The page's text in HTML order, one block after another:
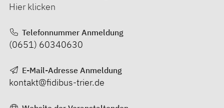
Hier klicken
Telefonnummer Anmeldung
(0651) 60340630
E-Mail-Adresse Anmeldung
kontakt@fidibus-trier.de